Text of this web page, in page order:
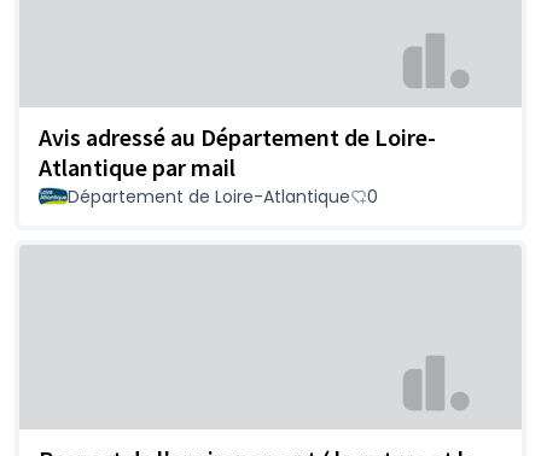
Avis adressé au Département de Loire-
Atlantique par mail
Département de Loire-Atlantique 0